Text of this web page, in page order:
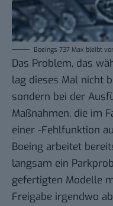
Boeings 737 Max bleibt
Das Problem, das
lag dieses Mal nicht
sondern bei der
Maßnahmen, die im
einer -Fehlfunktion
Boeing arbeitet
langsam ein
gefertigten Modelle
Freigabe irgendwo